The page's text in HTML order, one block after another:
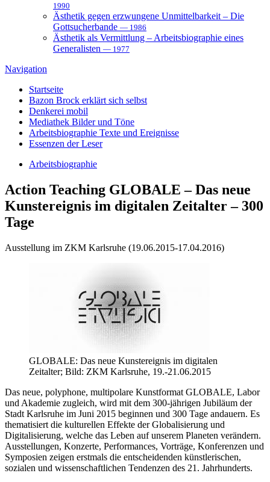
1990
Ästhetik gegen erzwungene Unmittelbarkeit – Die
Gottsucherbande — 1986
Ästhetik als Vermittlung – Arbeitsbiographie eines
Generalisten — 1977
Navigation
Startseite
Bazon Brock erklärt sich selbst
Denkerei mobil
Mediathek Bilder und Töne
Arbeitsbiographie Texte und Ereignisse
Essenzen der Leser
Arbeitsbiographie
Action Teaching GLOBALE – Das neue
Kunstereignis im digitalen Zeitalter – 300
Tage
Ausstellung im ZKM Karlsruhe (19.06.2015-17.04.2016)
GLOBALE: Das neue Kunstereignis im digitalen
Zeitalter; Bild: ZKM Karlsruhe, 19.-21.06.2015
Das neue, polyphone, multipolare Kunstformat GLOBALE, Labor
und Akademie zugleich, wird mit dem 300-jährigen Jubiläum der
Stadt Karlsruhe im Juni 2015 beginnen und 300 Tage andauern. Es
thematisiert die kulturellen Effekte der Globalisierung und
Digitalisierung, welche das Leben auf unserem Planeten verändern.
Ausstellungen, Konzerte, Performances, Vorträge, Konferenzen und
Symposien zeigen erstmals die entscheidenden künstlerischen,
sozialen und wissenschaftlichen Tendenzen des 21. Jahrhunderts.